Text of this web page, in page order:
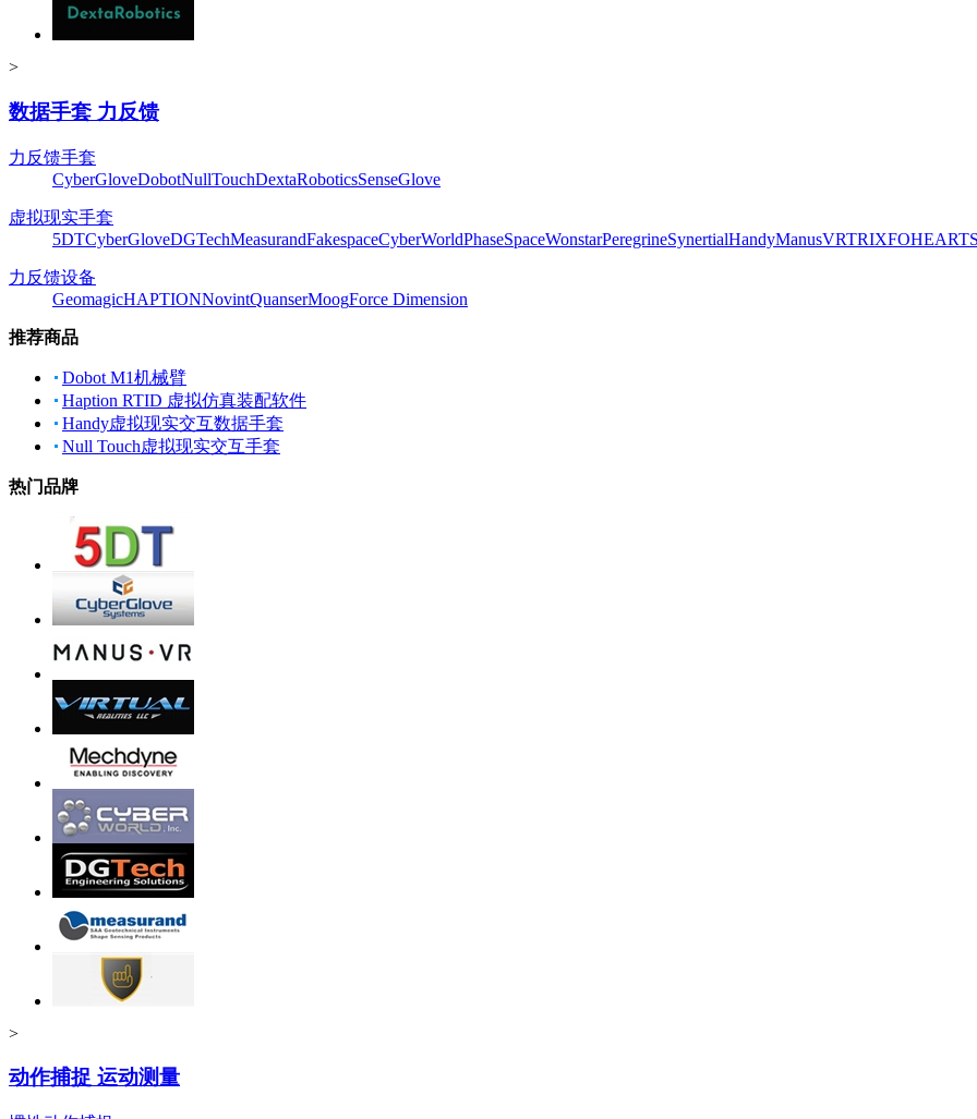
>
数据手套 力反馈
力反馈手套
CyberGloveDobotNullTouchDextaRoboticsSenseGlove
虚拟现实手套
5DTCyberGloveDGTechMeasurandFakespaceCyberWorldPhaseSpaceWonstarPeregrineSynertialHandyManusVRTRIXFOHEART
力反馈设备
GeomagicHAPTIONNovintQuanserMoogForce Dimension
推荐商品
Dobot M1机械臂
Haption RTID 虚拟仿真装配软件
Handy虚拟现实交互数据手套
Null Touch虚拟现实交互手套
热门品牌
>
动作捕捉 运动测量